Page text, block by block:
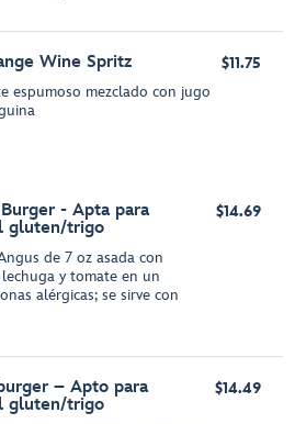
Wine Spritz
espumoso mezclado con jugo
$11.75
- Apta para
gluten/trigo
de 7 oz asada con
y tomate en un
alérgicas; se sirve con
$14.69
– Apto para
gluten/trigo
$14.49